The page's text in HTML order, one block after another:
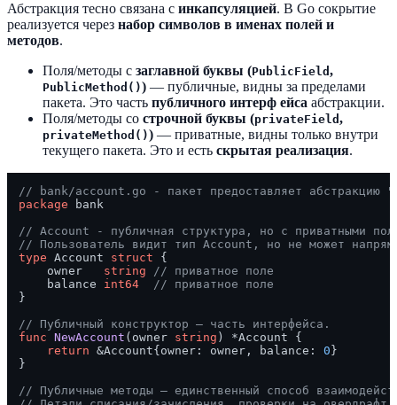
Абстракция тесно связана с инкапсуляцией. В Go сокрытие
реализуется через набор символов в именах полей и
методов.
Поля/методы с заглавной буквы (PublicField ,
PublicMethod()) — публичные, видны за пределами
пакета. Это часть публичного интерф ейса абстракции.
Поля/методы со строчной буквы (privateField ,
privateMethod()) — приватные, видны только внутри
текущего пакета. Это и есть скрытая реализация.
// bank/account.go - пакет предоставляет абстракцию
package bank
// Account - публичная структура, но с приватными
// Пользователь видит тип Account, но не может
type Account struct {
    owner
string
// приватное поле
    balance
int64
// приватное поле
}
// Публичный конструктор — часть интерфейса.
func NewAccount (owner string )
*Account {
return &Account{owner: owner, balance: 0 }
}
// Публичные методы — единственный способ